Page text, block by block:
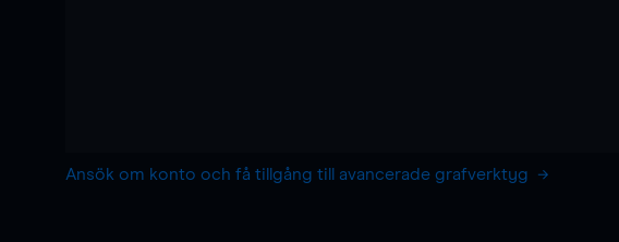
Ansök om konto och få tillgång till avancerade grafverktyg